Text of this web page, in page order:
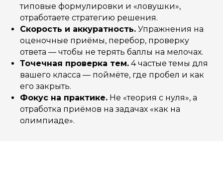
типовые формулировки и «ловушки»,
отработаете стратегию решения.
Скорость и аккуратность. Упражнения на
оценочные приёмы, перебор, проверку
ответа — чтобы не терять баллы на мелочах.
Точечная проверка тем. 4 частые темы для
вашего класса — поймёте, где пробел и как
его закрыть.
Фокус на практике. Не «теория с нуля», а
отработка приёмов на задачах «как на
олимпиаде».